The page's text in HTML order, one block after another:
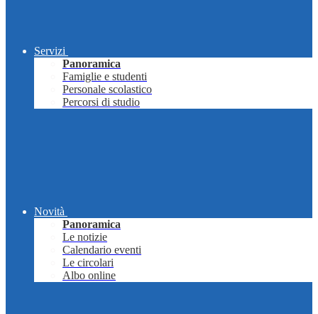
Servizi
Panoramica
Famiglie e studenti
Personale scolastico
Percorsi di studio
Novità
Panoramica
Le notizie
Calendario eventi
Le circolari
Albo online